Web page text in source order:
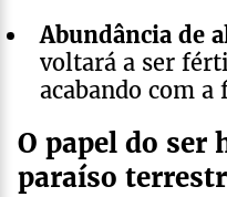
Abundância de
voltará a ser
acabando com
O papel do ser
paraíso